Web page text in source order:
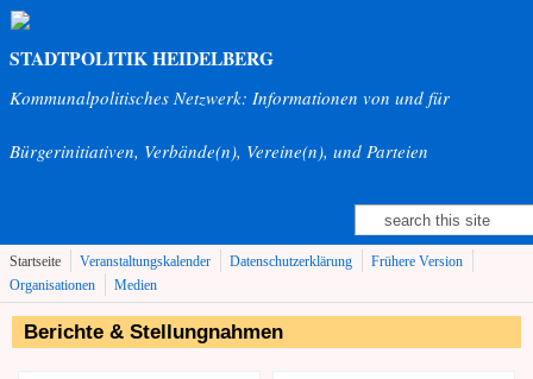
Direkt zum Inhalt
STADTPOLITIK HEIDELBERG
Kommunalpolitisches Netzwerk: Informationen von und für
Bürgerinitiativen, Verbände(n), Vereine(n), und Parteien
Suchformular
Suche
Startseite Veranstaltungskalender Datenschutzerklärung
Frühere Version
Organisationen
Medien
Berichte & Stellungnahmen